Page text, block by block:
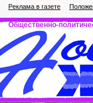
Реклама в газете
Общественно-